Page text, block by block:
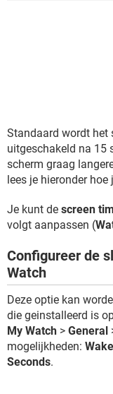
TIKTOK
Standaard wordt het
uitgeschakeld na 15
scherm graag
lees je hieronder
Je kunt de screen
volgt aanpassen (
Configureer de
Watch
Deze optie kan
die geinstalleerd is
My Watch > General
mogelijkheden:
Seconds.